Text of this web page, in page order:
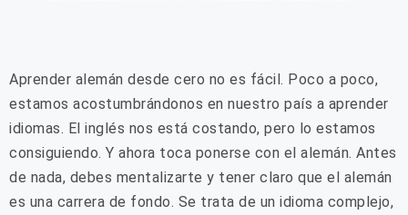
Aprender alemán desde cero no es fácil. Poco a poco,
estamos acostumbrándonos en nuestro país a aprender
idiomas. El inglés nos está costando, pero lo estamos
consiguiendo. Y ahora toca ponerse con el alemán. Antes
de nada, debes mentalizarte y tener claro que el alemán
es una carrera de fondo. Se trata de un idioma complejo,